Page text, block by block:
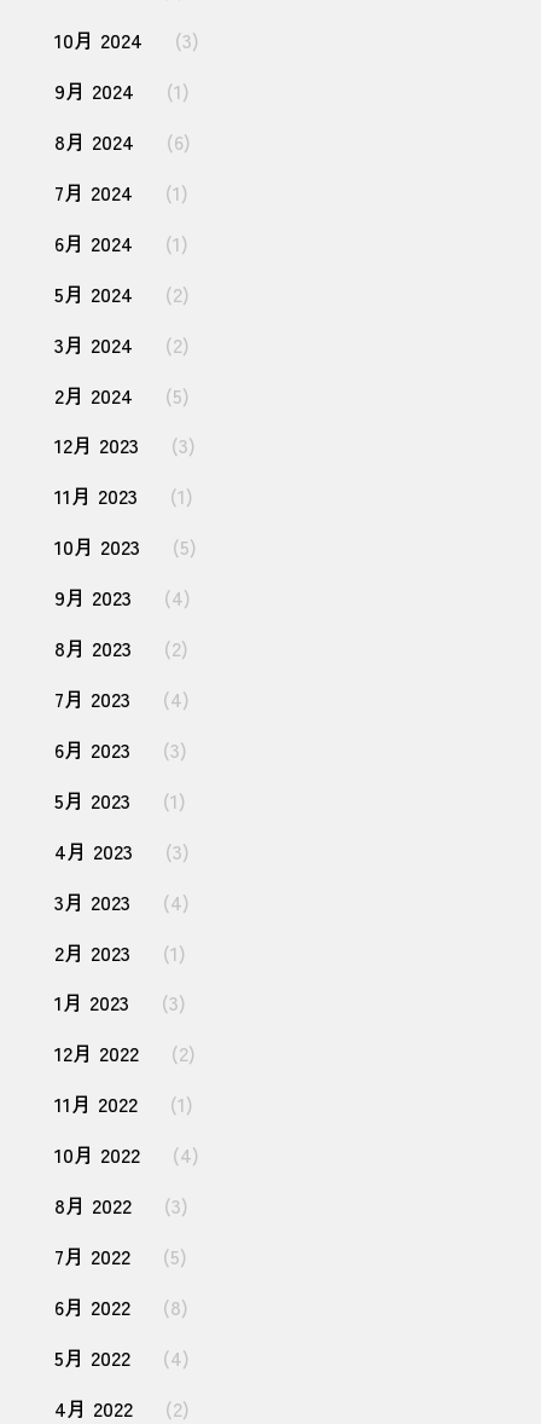
10月 2024
(3)
9月 2024
(1)
8月 2024
(6)
7月 2024
(1)
6月 2024
(1)
5月 2024
(2)
3月 2024
(2)
2月 2024
(5)
12月 2023
(3)
11月 2023
(1)
10月 2023
(5)
9月 2023
(4)
8月 2023
(2)
7月 2023
(4)
6月 2023
(3)
5月 2023
(1)
4月 2023
(3)
3月 2023
(4)
2月 2023
(1)
1月 2023
(3)
12月 2022
(2)
11月 2022
(1)
10月 2022
(4)
8月 2022
(3)
7月 2022
(5)
6月 2022
(8)
5月 2022
(4)
4月 2022
(2)